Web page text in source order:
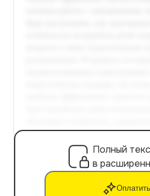
Полный
в